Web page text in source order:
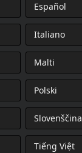
Español
Italiano
Malti
Polski
Slovenščina
Tiếng Việt